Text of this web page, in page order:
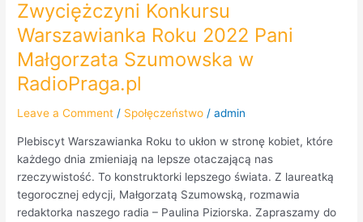
Zwyciężczyni Konkursu
Warszawianka Roku 2022 Pani
Małgorzata Szumowska w
RadioPraga.pl
Leave a Comment / Społęczeństwo /admin
Plebiscyt Warszawianka Roku to ukłon w stronę kobiet, które
każdego dnia zmieniają na lepsze otaczającą nas
rzeczywistość. To konstruktorki lepszego świata. Z laureatką
tegorocznej edycji, Małgorzatą Szumowską, rozmawia
redaktorka naszego radia – Paulina Piziorska. Zapraszamy do
RadioPraga.pl